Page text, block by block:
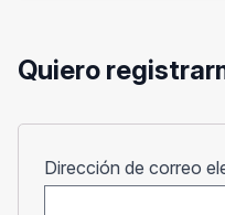
Quiero
Dirección de correo